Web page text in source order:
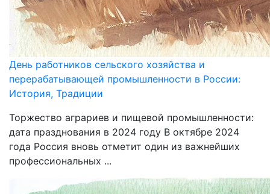
День работников сельского хозяйства и
перерабатывающей промышленности в России:
История, Традиции
Торжество аграриев и пищевой промышленности:
дата празднования в 2024 году В октябре 2024
года Россия вновь отметит один из важнейших
профессиональных ...